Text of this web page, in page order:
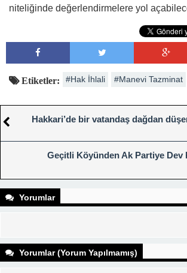
niteliğinde değerlendirmelere yol
Etiketler: #Hak İhlali #Manevi Tazminat
Hakkari’de bir vatandaş dağdan
Geçitli Köyünden Ak Partiye Dev
Yorumlar
Yorumlar (Yorum Yapılmamış)